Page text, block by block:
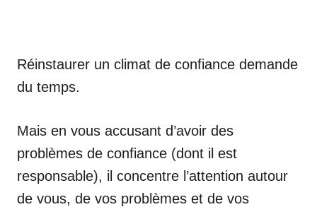
Réinstaurer un climat de confiance demande
du temps.
Mais en vous accusant d’avoir des
problèmes de confiance (dont il est
responsable), il concentre l’attention autour
de vous, de vos problèmes et de vos